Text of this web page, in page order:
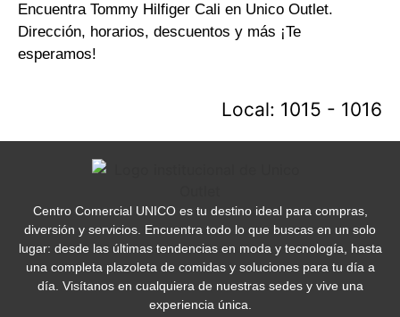
Encuentra Tommy Hilfiger Cali en Unico Outlet.
Dirección, horarios, descuentos y más ¡Te
esperamos!
Local: 1015 - 1016
Centro Comercial UNICO es tu destino ideal para compras,
diversión y servicios. Encuentra todo lo que buscas en un solo
lugar: desde las últimas tendencias en moda y tecnología, hasta
una completa plazoleta de comidas y soluciones para tu día a
día. Visítanos en cualquiera de nuestras sedes y vive una
experiencia única.